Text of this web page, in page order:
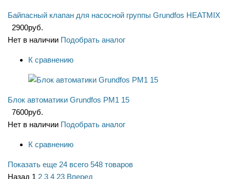
Байпасный клапан для насосной группы Grundfos HEATMIX
2900руб.
Нет в наличии Подобрать аналог
К сравнению
Блок автоматики Grundfos PM1 15
7600руб.
Нет в наличии Подобрать аналог
К сравнению
Показать еще 24 всего 548 товаров
Назад 1 2 3 4 23 Вперед